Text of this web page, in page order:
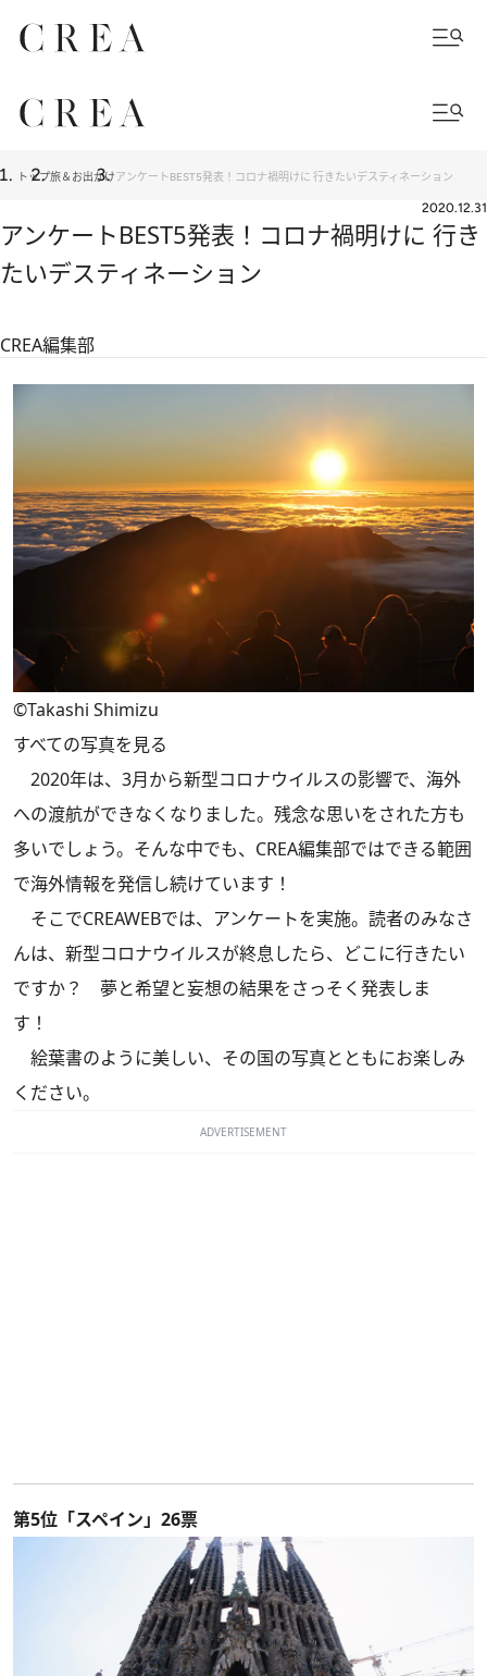
トップ旅＆お出かけアンケートBEST5発表！コロナ禍明けに 行きたいデスティネーション
2020.12.31
アンケートBEST5発表！コロナ禍明けに 行き
たいデスティネーション
CREA編集部
©Takashi Shimizu
すべての写真を見る
2020年は、3月から新型コロナウイルスの影響で、海外
への渡航ができなくなりました。残念な思いをされた方も
多いでしょう。そんな中でも、CREA編集部ではできる範囲
で海外情報を発信し続けています！
そこでCREAWEBでは、アンケートを実施。読者のみなさ
んは、新型コロナウイルスが終息したら、どこに行きたい
ですか？ 夢と希望と妄想の結果をさっそく発表しま
す！
絵葉書のように美しい、その国の写真とともにお楽しみ
ください。
ADVERTISEMENT
第5位「スペイン」26票